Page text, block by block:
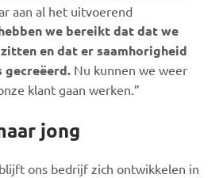
aan al het uitvoerend
we bereikt dat dat we
en dat er saamhorigheid
gecreëerd. Nu kunnen we weer
klant gaan werken.”
jong
ons bedrijf zich ontwikkelen in